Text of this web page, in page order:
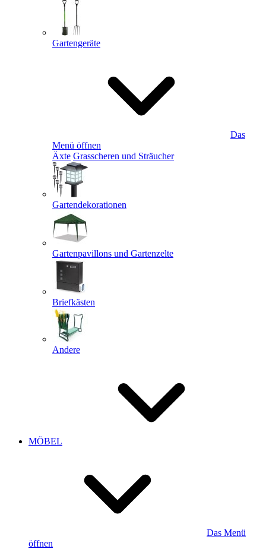
Gartengeräte
Das
Menü öffnen
Äxte Grasscheren und Sträucher
Gartendekorationen
Gartenpavillons und Gartenzelte
Briefkästen
Andere
MÖBEL
Das Menü
öffnen